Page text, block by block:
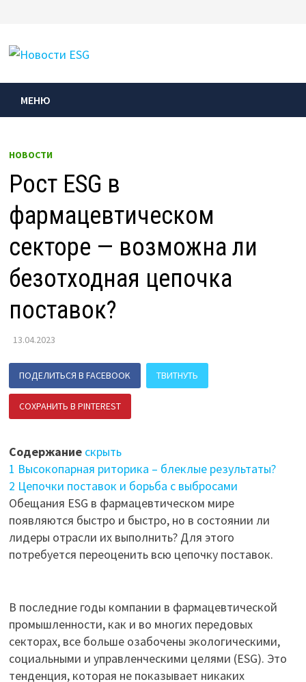
содержимому
МЕНЮ
НОВОСТИ
Рост ESG в
фармацевтическом
секторе — возможна ли
безотходная цепочка
поставок?​
13.04.2023
ПОДЕЛИТЬСЯ В FACEBOOK ТВИТНУТЬ
СОХРАНИТЬ В PINTEREST
Содержание скрыть
1 Высокопарная риторика – блеклые результаты?
2 Цепочки поставок и борьба с выбросами
Обещания ESG в фармацевтическом мире
появляются быстро и быстро, но в состоянии ли
лидеры отрасли их выполнить? Для этого
потребуется переоценить всю цепочку поставок.
В последние годы компании в фармацевтической
промышленности, как и во многих передовых
секторах, все больше озабочены экологическими,
социальными и управленческими целями (ESG). Это
тенденция, которая не показывает никаких